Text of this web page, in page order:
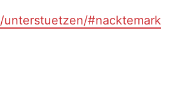
#nacktemark